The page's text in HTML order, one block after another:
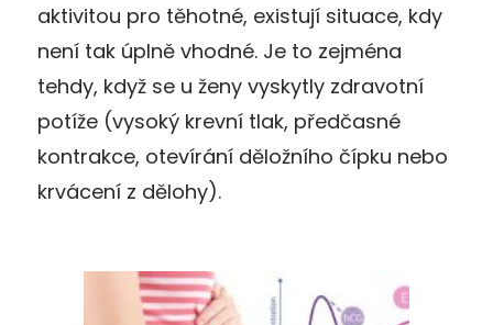
aktivitou pro těhotné, existují situace, kdy
není tak úplně vhodné. Je to zejména
tehdy, když se u ženy vyskytly zdravotní
potíže (vysoký krevní tlak, předčasné
kontrakce, otevírání děložního čípku nebo
krvácení z dělohy).